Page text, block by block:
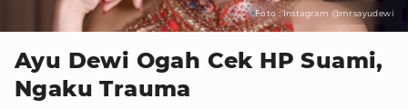
Foto : Instagram @mrsayudewi
Ayu Dewi Ogah Cek HP Suami,
Ngaku Trauma